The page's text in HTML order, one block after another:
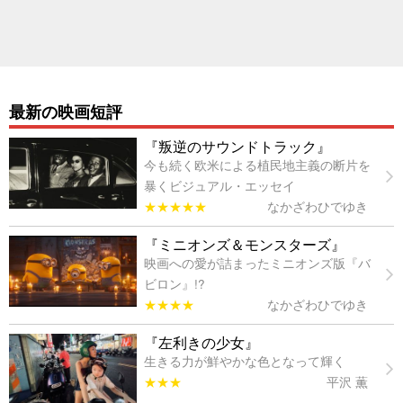
最新の映画短評
『叛逆のサウンドトラック』
今も続く欧米による植民地主義の断片を
暴くビジュアル・エッセイ
★★★★★
なかざわひでゆき
『ミニオンズ＆モンスターズ』
映画への愛が詰まったミニオンズ版『バ
ビロン』!?
★★★★
なかざわひでゆき
『左利きの少女』
生きる力が鮮やかな色となって輝く
★★★
平沢 薫